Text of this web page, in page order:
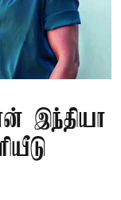
இந்தியா